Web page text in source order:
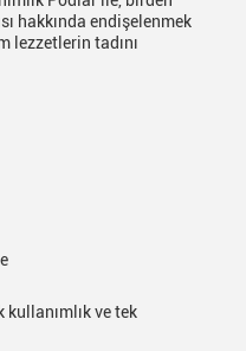
hakkında endişelenmek
lezzetlerin tadını
kullanımlık ve tek